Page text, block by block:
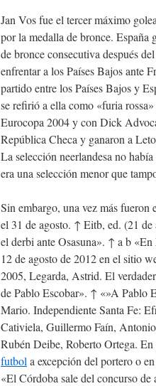
Jan Vos fue el tercer máximo
por la medalla de bronce. España
de bronce consecutiva después
enfrentar a los Países Bajos ante
partido entre los Países Bajos y
se refirió a ella como «furia
Eurocopa 2004 y con Dick
República Checa y ganaron a
La selección neerlandesa no
era una selección menor que
Sin embargo, una vez más fueron
el 31 de agosto. ↑ Eitb, ed. (21
el derbi ante Osasuna». ↑ a b
12 de agosto de 2012 en el sitio
2005, Legarda, Astrid. El
de Pablo Escobar». ↑ «»A Pablo
Mario. Independiente Santa Fe:
Cativiela, Guillermo Faín,
Rubén Deibe, Roberto Ortega.
futbol a excepción del portero o
«El Córdoba sale del concurso de